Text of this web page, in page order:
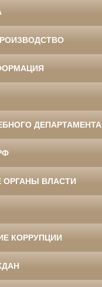
ДЕПАРТАМЕНТА
ВЛАСТИ
КОРРУПЦИИ